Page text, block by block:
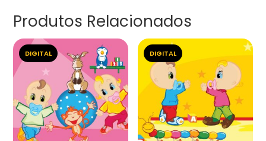
Produtos Relacionados
DIGITAL DIGITAL